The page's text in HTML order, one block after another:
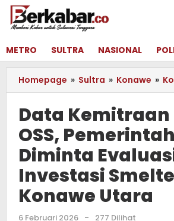
Lewati
konten
METRO
SULTRA NASIONAL
Homepage » Sultra » Konawe »
Data Kemitraan
OSS, Pemerintah
Diminta
Investasi
Konawe Utara
6 Februari 2026 oleh
-
277 Dilihat